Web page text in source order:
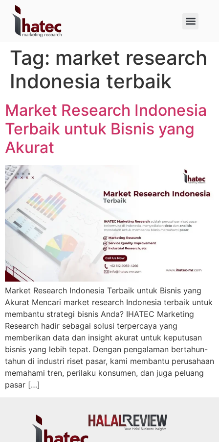
Tag: market research
Indonesia terbaik
Market Research Indonesia
Terbaik untuk Bisnis yang
Akurat
Market Research Indonesia Terbaik untuk Bisnis yang
Akurat Mencari market research Indonesia terbaik untuk
membantu strategi bisnis Anda? IHATEC Marketing
Research hadir sebagai solusi terpercaya yang
memberikan data dan insight akurat untuk keputusan
bisnis yang lebih tepat. Dengan pengalaman bertahun-
tahun di industri riset pasar, kami membantu perusahaan
memahami tren, perilaku konsumen, dan juga peluang
pasar […]